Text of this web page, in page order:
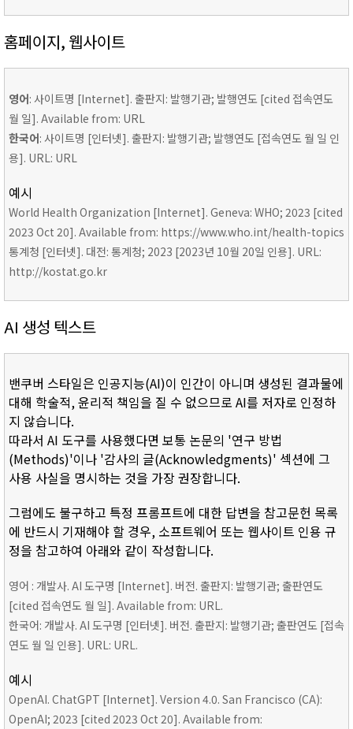
홈페이지, 웹사이트
영어: 사이트명 [Internet]. 출판지: 발행기관; 발행연도 [cited 접속연도
월 일]. Available from: URL
한국어: 사이트명 [인터넷]. 출판지: 발행기관; 발행연도 [접속연도 월 일 인
용]. URL: URL
예시
World Health Organization [Internet]. Geneva: WHO; 2023 [cited
2023 Oct 20]. Available from: https://www.who.int/health-topics
통계청 [인터넷]. 대전: 통계청; 2023 [2023년 10월 20일 인용]. URL:
http://kostat.go.kr
AI 생성 텍스트
밴쿠버 스타일은 인공지능(AI)이 인간이 아니며 생성된 결과물에
대해 학술적, 윤리적 책임을 질 수 없으므로 AI를 저자로 인정하
지 않습니다.
따라서 AI 도구를 사용했다면 보통 논문의 '연구 방법
(Methods)'이나 '감사의 글(Acknowledgments)' 섹션에 그
사용 사실을 명시하는 것을 가장 권장합니다.
그럼에도 불구하고 특정 프롬프트에 대한 답변을 참고문헌 목록
에 반드시 기재해야 할 경우, 소프트웨어 또는 웹사이트 인용 규
정을 참고하여 아래와 같이 작성합니다.
영어 : 개발사. AI 도구명 [Internet]. 버전. 출판지: 발행기관; 출판연도
[cited 접속연도 월 일]. Available from: URL.
한국어: 개발사. AI 도구명 [인터넷]. 버전. 출판지: 발행기관; 출판연도 [접속
연도 월 일 인용]. URL: URL.
예시
OpenAI. ChatGPT [Internet]. Version 4.0. San Francisco (CA):
OpenAI; 2023 [cited 2023 Oct 20]. Available from: